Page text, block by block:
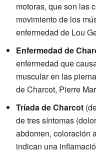
motoras, que son las
movimiento de los
enfermedad de Lou
Enfermedad de
enfermedad que
muscular en las
de Charcot, Pierre
Tríada de Charcot
de tres síntomas
abdomen, coloración
indican una